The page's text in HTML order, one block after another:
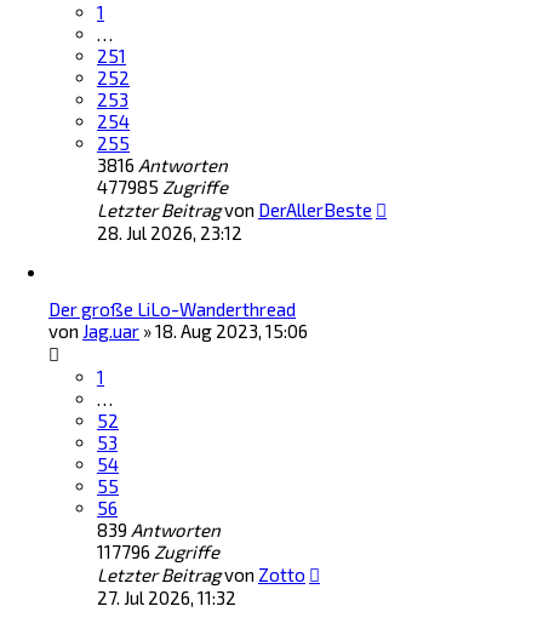
1
…
251
252
253
254
255
3816 Antworten
477985 Zugriffe
Letzter Beitragvon DerAllerBeste
28. Jul 2026, 23:12
Der große LiLo-Wanderthread
von Jag.uar »18. Aug 2023, 15:06
1
…
52
53
54
55
56
839 Antworten
117796 Zugriffe
Letzter Beitragvon Zotto
27. Jul 2026, 11:32